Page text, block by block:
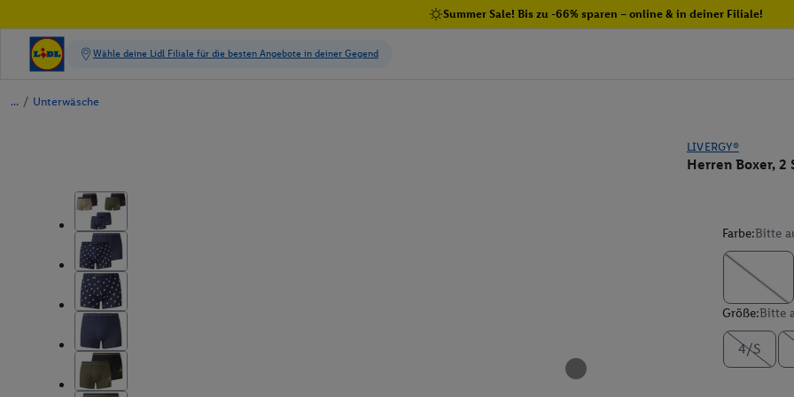
Summer Sale! Bis zu -66% sparen – online & in deiner Filiale!
/ Unterwäsche
LIVERGY®
Herren Boxer,
Farbe:Bitte
Größe:Bitte
4/S